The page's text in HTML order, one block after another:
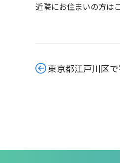
近隣にお住まいの方は
東京都江戸川区